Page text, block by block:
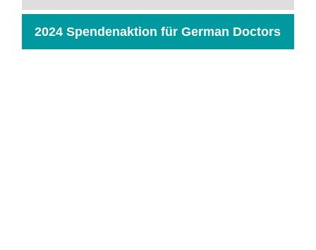
2024 Spendenaktion für German Doctors